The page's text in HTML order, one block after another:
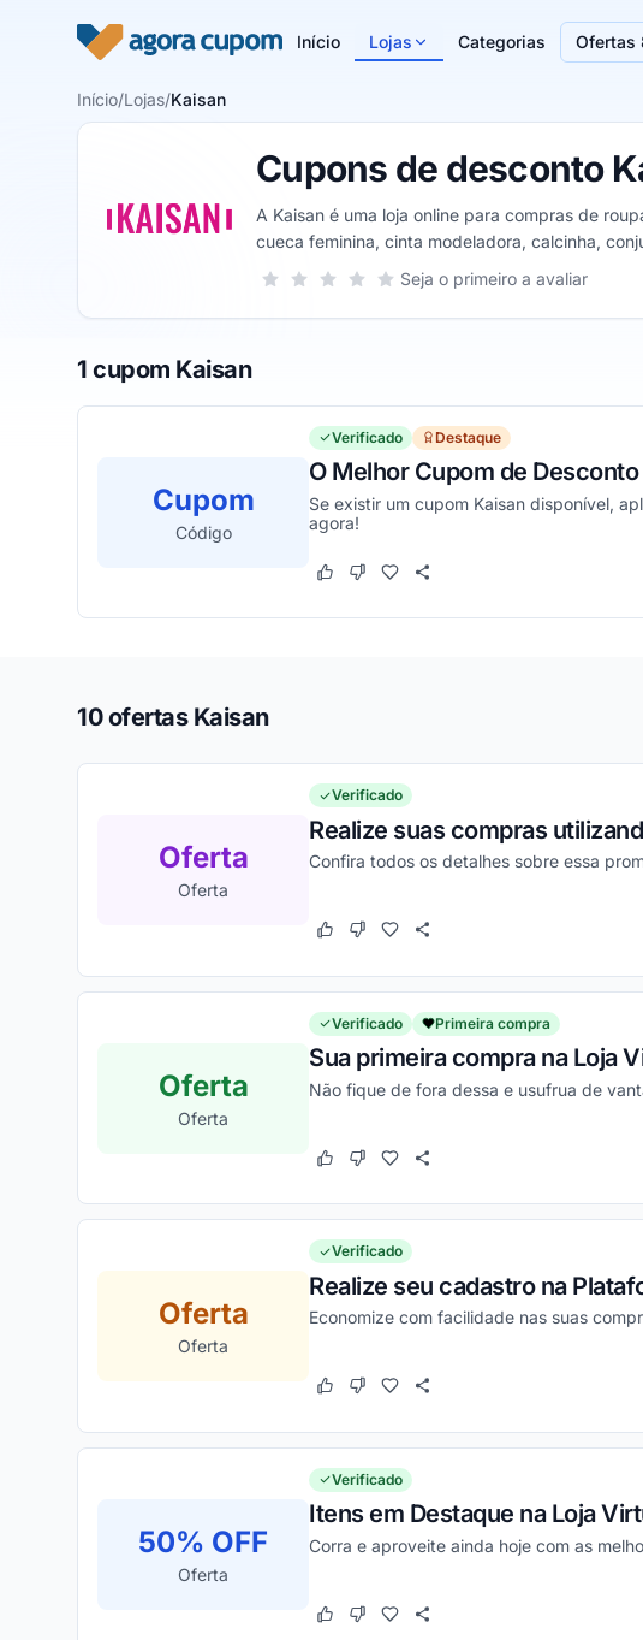
Início Lojas Categorias Ofertas
Início/Lojas/Kaisan
Cupons de desconto
A Kaisan é uma loja online para compras de
cueca feminina, cinta modeladora, calcinha,
Sua nota para Kaisan, de 1 a 5 estrelas
5 estrelas
4 estrelas
3 estrelas
2 estrelas
1 estrela Seja o primeiro a avaliar
1 cupom Kaisan
Cupom
Código
Verificado Destaque
O Melhor Cupom de Desconto
Se existir um cupom Kaisan disponível,
agora!
Este cupom funcionou
Este cupom não funcionou
10 ofertas Kaisan
Oferta
Oferta
Verificado
Realize suas compras
Confira todos os detalhes sobre essa
Este cupom funcionou
Este cupom não funcionou
Oferta
Oferta
Verificado Primeira compra
Sua primeira compra na Loja
Não fique de fora dessa e usufrua de
Este cupom funcionou
Este cupom não funcionou
Oferta
Oferta
Verificado
Realize seu cadastro na
Economize com facilidade nas suas
Este cupom funcionou
Este cupom não funcionou
50% OFF
Oferta
Verificado
Itens em Destaque na Loja
Corra e aproveite ainda hoje com as
Este cupom funcionou
Este cupom não funcionou